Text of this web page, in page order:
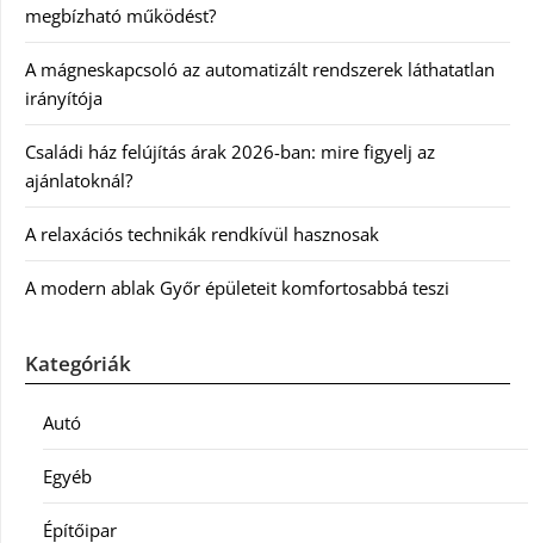
megbízható működést?
A mágneskapcsoló az automatizált rendszerek láthatatlan
irányítója
Családi ház felújítás árak 2026-ban: mire figyelj az
ajánlatoknál?
A relaxációs technikák rendkívül hasznosak
A modern ablak Győr épületeit komfortosabbá teszi
Kategóriák
Autó
Egyéb
Építőipar